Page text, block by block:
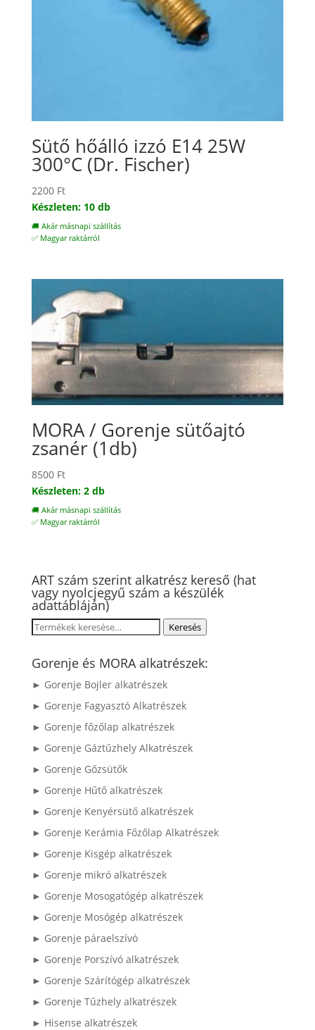
Sütő hőálló izzó E14 25W
300°C (Dr. Fischer)
2200 Ft
Készleten: 10 db
🚚 Akár másnapi szállítás
✅ Magyar raktárról
MORA / Gorenje sütőajtó
zsanér (1db)
8500 Ft
Készleten: 2 db
🚚 Akár másnapi szállítás
✅ Magyar raktárról
ART szám szerint alkatrész kereső (hat
vagy nyolcjegyű szám a készülék
adattábláján)
Keresés
következőre:
Keresés
Gorenje és MORA alkatrészek:
► Gorenje Bojler alkatrészek
► Gorenje Fagyasztó Alkatrészek
► Gorenje főzőlap alkatrészek
► Gorenje Gáztűzhely Alkatrészek
► Gorenje Gőzsütők
► Gorenje Hűtő alkatrészek
► Gorenje Kenyérsütő alkatrészek
► Gorenje Kerámia Főzőlap Alkatrészek
► Gorenje Kisgép alkatrészek
► Gorenje mikró alkatrészek
► Gorenje Mosogatógép alkatrészek
► Gorenje Mosógép alkatrészek
► Gorenje páraelszívó
► Gorenje Porszívó alkatrészek
► Gorenje Szárítógép alkatrészek
► Gorenje Tűzhely alkatrészek
► Hisense alkatrészek